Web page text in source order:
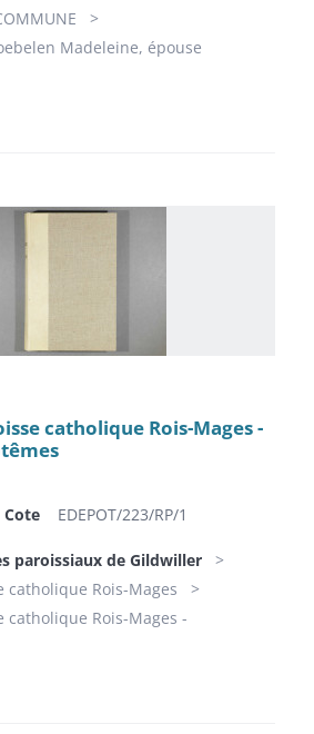
Madeleine, épouse
catholique Rois-Mages -
Cote EDEPOT/223/RP/1
paroissiaux de Gildwiller
catholique Rois-Mages
catholique Rois-Mages -